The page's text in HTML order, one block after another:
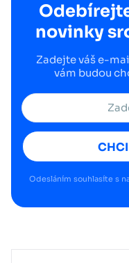
novinky
Zadejte váš e-
vám budou
CHCI
Odesláním souhlasíte s